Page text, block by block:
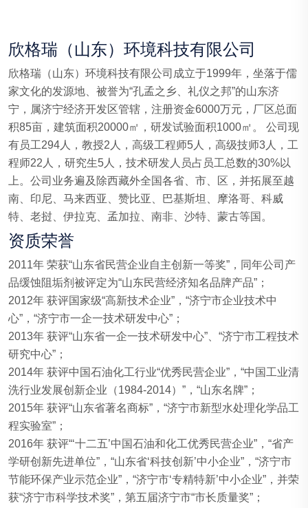
欣格瑞（山东）环境科技有限公司
欣格瑞（山东）环境科技有限公司成立于1999年，坐落于儒
家文化的发源地、被誉为“孔孟之乡、礼仪之邦”的山东济
宁，属济宁经济开发区管辖，注册资金6000万元，厂区总面
积85亩，建筑面积20000㎡，研发试验面积1000㎡。 公司现
有员工294人，教授2人，高级工程师5人，高级技师3人，工
程师22人，研究生5人，技术研发人员占员工总数的30%以
上。公司业务遍及除西藏外全国各省、市、区，并拓展至越
南、印尼、马来西亚、赞比亚、巴基斯坦、摩洛哥、科威
特、老挝、伊拉克、孟加拉、南非、沙特、蒙古等国。
资质荣誉
2011年 荣获“山东省民营企业自主创新一等奖”，同年公司产
品缓蚀阻垢剂被评定为“山东民营经济知名品牌产品”；
2012年 获评国家级“高新技术企业”，“济宁市企业技术中
心”，“济宁市一企一技术研发中心”；
2013年 获评“山东省一企一技术研发中心”、“济宁市工程技术
研究中心”；
2014年 获评中国石油化工行业“优秀民营企业”，“中国工业清
洗行业发展创新企业（1984-2014）”，“山东名牌”；
2015年 获评“山东省著名商标”，“济宁市新型水处理化学品工
程实验室”；
2016年 获评“‘十二五’中国石油和化工优秀民营企业”，“省产
学研创新先进单位”，“山东省‘科技创新’中小企业”，“济宁市
节能环保产业示范企业”，“济宁市‘专精特新’中小企业”，并荣
获“济宁市科学技术奖”，第五届济宁市“市长质量奖”；